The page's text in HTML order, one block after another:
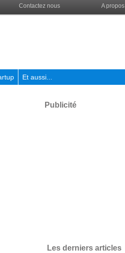
Contactez nous A propos
Et aussi...
Publicité
Les derniers articles